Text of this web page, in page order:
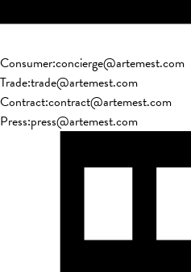
Consumer:concierge@artemest.com
Trade:trade@artemest.com
Contract:contract@artemest.com
Press:press@artemest.com